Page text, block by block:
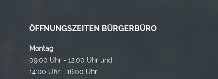
ÖFFNUNGSZEITEN BÜRGERBÜRO
Montag
09:00 Uhr - 12:00 Uhr und
14:00 Uhr - 16:00 Uhr